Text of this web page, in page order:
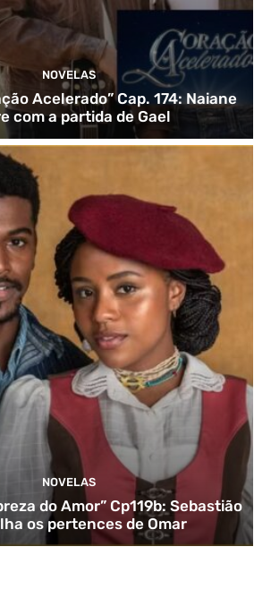
NOVELAS
Acelerado” Cap. 174: Naiane
com a partida de Gael
NOVELAS
do Amor” Cp119b: Sebastião
os pertences de Omar